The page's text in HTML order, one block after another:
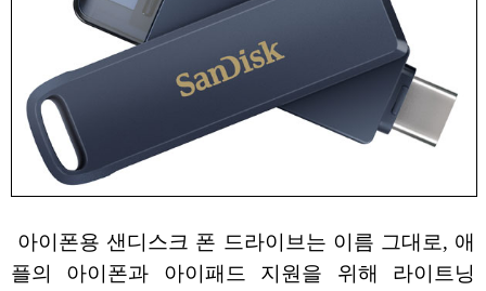
아이폰용 샌디스크 폰 드라이브는 이름 그대로, 애
플의 아이폰과 아이패드 지원을 위해 라이트닝